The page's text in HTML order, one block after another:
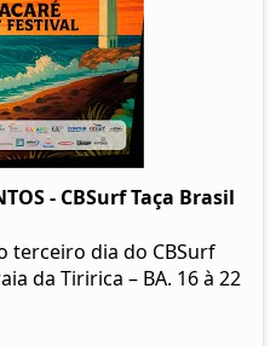
- CBSurf Taça Brasil
terceiro dia do CBSurf
da Tiririca – BA. 16 à 22